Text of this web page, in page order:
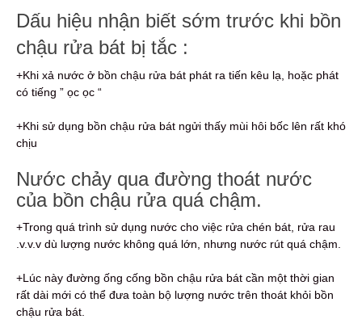
Dấu hiệu nhận biết sớm trước khi bồn
chậu rửa bát bị tắc :
+Khi xả nước ở bồn chậu rửa bát phát ra tiến kêu lạ, hoặc phát
có tiếng ” ọc ọc “
+Khi sử dụng bồn chậu rửa bát ngửi thấy mùi hôi bốc lên rất khó
chịu
Nước chảy qua đường thoát nước
của bồn chậu rửa quá chậm.
+Trong quá trình sử dụng nước cho việc rửa chén bát, rửa rau
.v.v.v dù lượng nước không quá lớn, nhưng nước rút quá chậm.
+Lúc này đường ống cống bồn chậu rửa bát cần một thời gian
rất dài mới có thể đưa toàn bộ lượng nước trên thoát khỏi bồn
chậu rửa bát.